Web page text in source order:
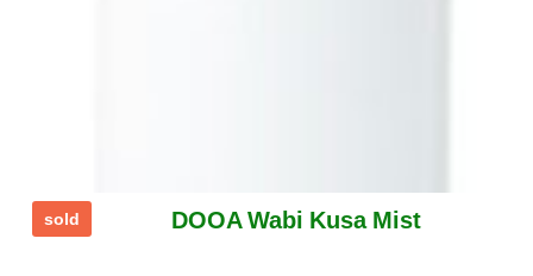
sold DOOA Wabi Kusa Mist